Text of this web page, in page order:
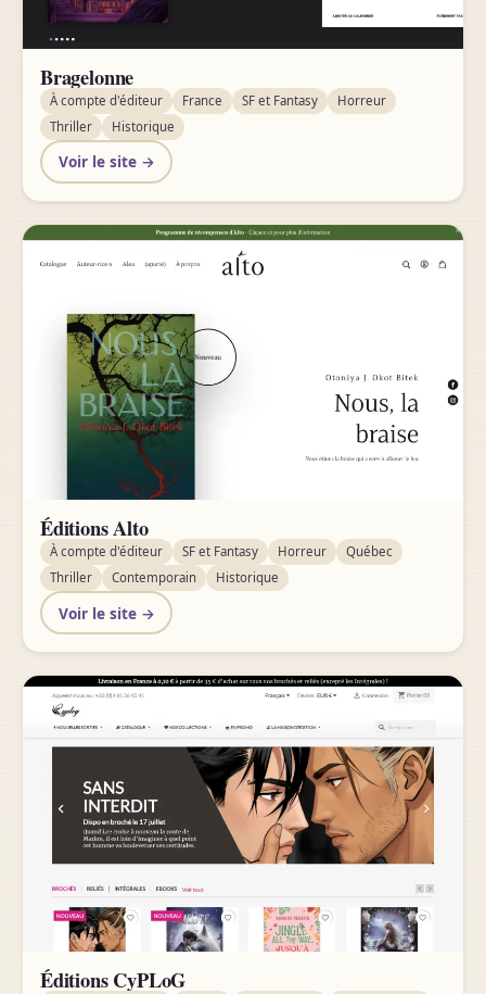
Bragelonne
À compte d'éditeur France SF et Fantasy
Horreur
Thriller
Historique
Voir le site →
Éditions Alto
À compte d'éditeur SF et Fantasy Horreur
Québec
Thriller
Contemporain Historique
Voir le site →
Éditions CyPLoG